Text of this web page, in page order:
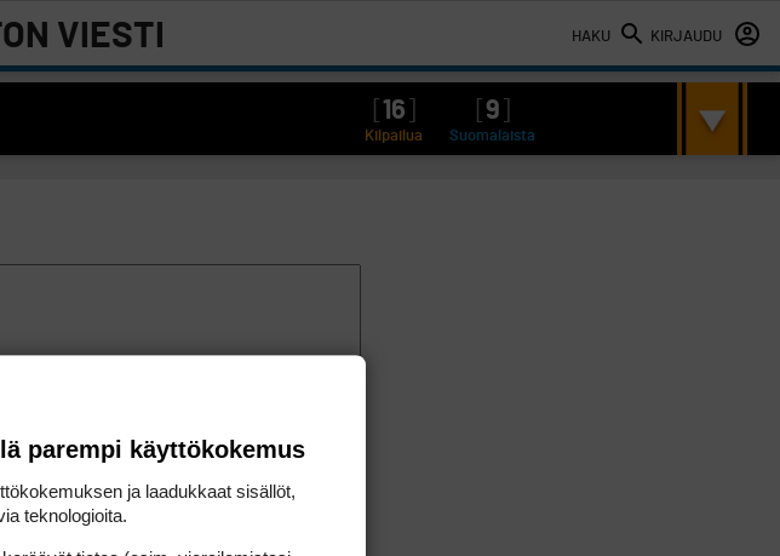
HAKU KIRJAUDU
VIESTI
16 9
Kilpailua Suomalaista
parempi käyttökokemus
ja laadukkaat sisällöt,
teknologioita.